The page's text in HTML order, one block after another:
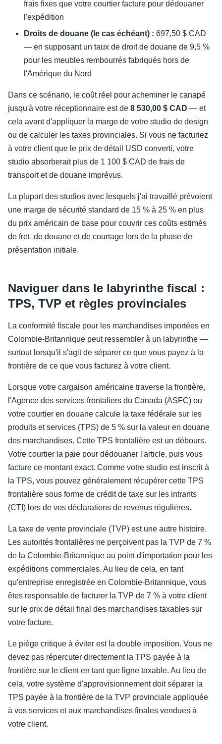
frais fixes que votre courtier facture pour dédouaner
l'expédition
Droits de douane (le cas échéant) : 697,50 $ CAD
— en supposant un taux de droit de douane de 9,5 %
pour les meubles rembourrés fabriqués hors de
l'Amérique du Nord
Dans ce scénario, le coût réel pour acheminer le canapé
jusqu'à votre réceptionnaire est de 8 530,00 $ CAD — et
cela avant d'appliquer la marge de votre studio de design
ou de calculer les taxes provinciales. Si vous ne facturiez
à votre client que le prix de détail USD converti, votre
studio absorberait plus de 1 100 $ CAD de frais de
transport et de douane imprévus.
La plupart des studios avec lesquels j'ai travaillé prévoient
une marge de sécurité standard de 15 % à 25 % en plus
du prix américain de base pour couvrir ces coûts estimés
de fret, de douane et de courtage lors de la phase de
présentation initiale.
Naviguer dans le labyrinthe fiscal :
TPS, TVP et règles provinciales
La conformité fiscale pour les marchandises importées en
Colombie-Britannique peut ressembler à un labyrinthe —
surtout lorsqu'il s'agit de séparer ce que vous payez à la
frontière de ce que vous facturez à votre client.
Lorsque votre cargaison américaine traverse la frontière,
l'Agence des services frontaliers du Canada (ASFC) ou
votre courtier en douane calcule la taxe fédérale sur les
produits et services (TPS) de 5 % sur la valeur en douane
des marchandises. Cette TPS frontalière est un débours.
Votre courtier la paie pour dédouaner l'article, puis vous
facture ce montant exact. Comme votre studio est inscrit à
la TPS, vous pouvez généralement récupérer cette TPS
frontalière sous forme de crédit de taxe sur les intrants
(CTI) lors de vos déclarations de revenus régulières.
La taxe de vente provinciale (TVP) est une autre histoire.
Les autorités frontalières ne perçoivent pas la TVP de 7 %
de la Colombie-Britannique au point d'importation pour les
expéditions commerciales. Au lieu de cela, en tant
qu'entreprise enregistrée en Colombie-Britannique, vous
êtes responsable de facturer la TVP de 7 % à votre client
sur le prix de détail final des marchandises taxables sur
votre facture.
Le piège critique à éviter est la double imposition. Vous ne
devez pas répercuter directement la TPS payée à la
frontière sur le client en tant que ligne taxable. Au lieu de
cela, votre système d'approvisionnement doit séparer la
TPS payée à la frontière de la TVP provinciale appliquée
à vos services et aux marchandises finales vendues à
votre client.